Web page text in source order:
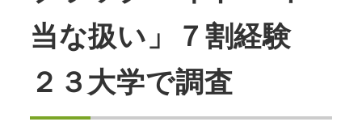
当な扱い」７割経験
２３大学で調査